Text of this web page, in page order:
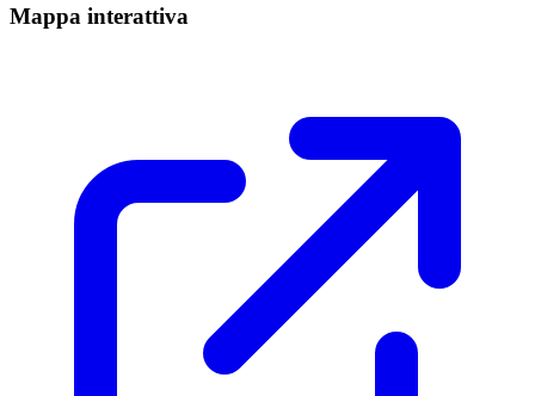
Mappa interattiva